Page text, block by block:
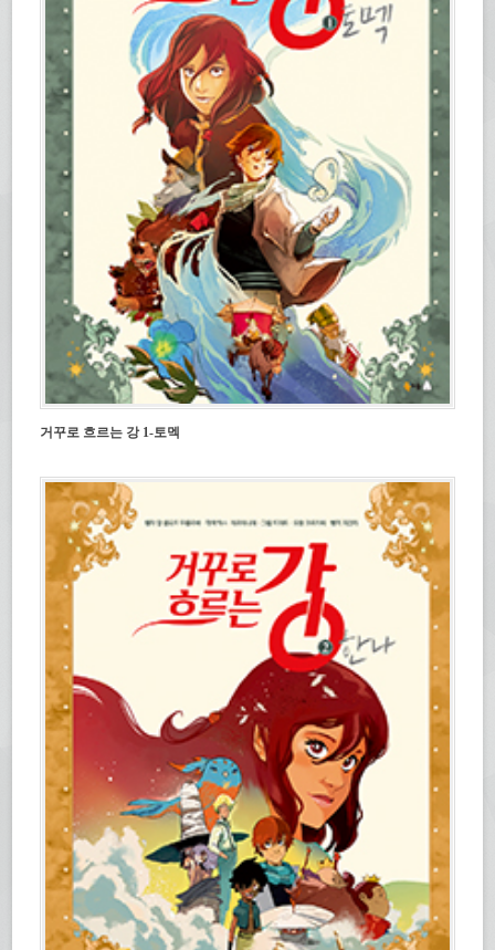
거꾸로 흐르는 강 1-토멕